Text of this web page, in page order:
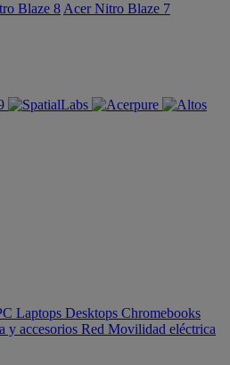
Blaze 8 Acer Nitro Blaze 7
Laptops Desktops Chromebooks
y accesorios Red Movilidad eléctrica